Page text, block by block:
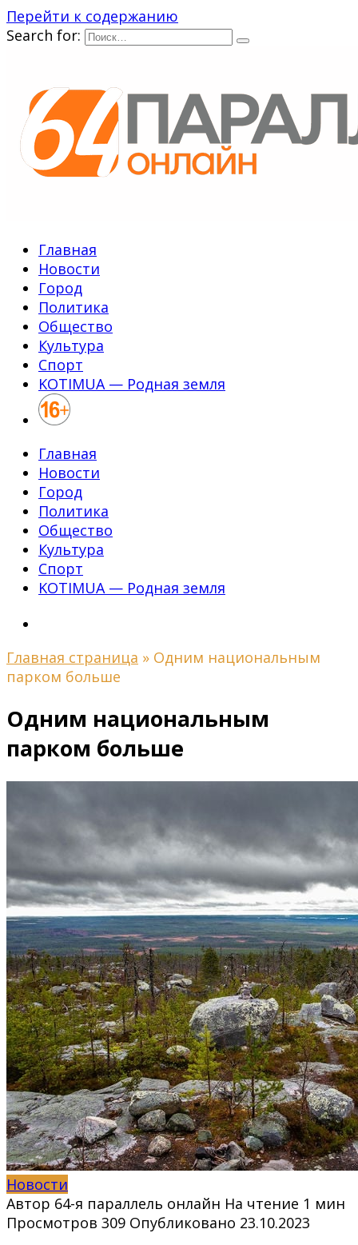
Перейти к содержанию
Search for:
Главная
Новости
Город
Политика
Общество
Культура
Спорт
KOTIMUA — Родная земля
Главная
Новости
Город
Политика
Общество
Культура
Спорт
KOTIMUA — Родная земля
Главная страница » Одним национальным
парком больше
Одним национальным
парком больше
Новости
Автор 64-я параллель онлайн На чтение 1 мин
Просмотров 309 Опубликовано 23.10.2023